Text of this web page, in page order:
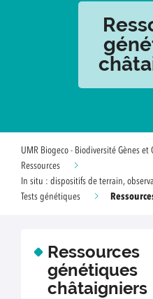
UMR Biogeco - Biodiversité Gènes et
Ressources
In situ : dispositifs de terrain,
Tests génétiques
Ressources
génétiques
châtaigniers